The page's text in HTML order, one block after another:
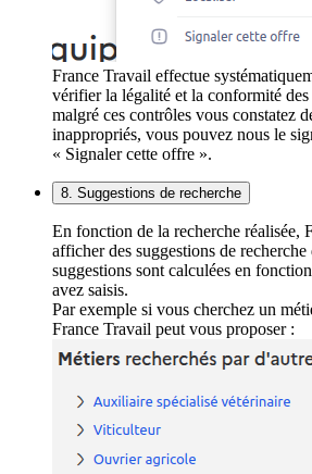
France Travail effectue
vérifier la légalité et la conformité
malgré ces contrôles vous constatez
inappropriés, vous pouvez nous le
« Signaler cette offre ».
8. Suggestions de recherche
En fonction de la recherche réalisée,
afficher des suggestions de
suggestions sont calculées en
avez saisis.
Par exemple si vous cherchez un
France Travail peut vous proposer :